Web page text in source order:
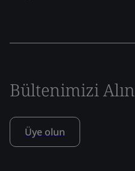
Bültenimizi Alın
Üye olun